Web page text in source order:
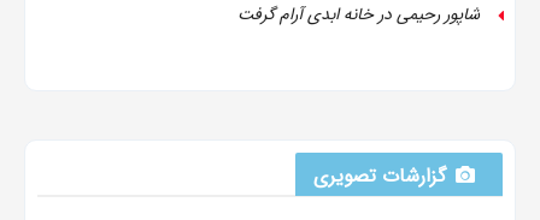
شاپور رحیمی در خانه ابدی آرام گرفت
گزارشات تصویری